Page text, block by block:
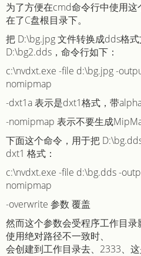
为了方便在cmd命令行中使用
在了C盘根目录下。
把 D:\bg.jpg 文件转换成dds格
D:\bg2.dds，命令行如下：
c:\nvdxt.exe -file d:\bg.jpg -
nomipmap
-dxt1a 表示是dxt1格式，带alpha
-nomipmap 表示不要生成
下面这个命令，用于把
dxt1 格式：
c:\nvdxt.exe -file d:\bg.dds -
nomipmap
-overwrite 参数 覆盖
然而这个参数会受程序工作目
使用绝对路径不一致时、
会创建到工作目录去、2333、